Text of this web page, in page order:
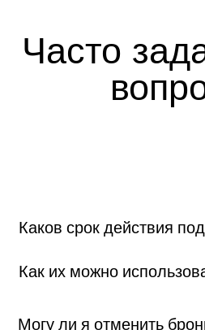
Часто
Каков срок действия
Как их можно
Могу ли я отменить